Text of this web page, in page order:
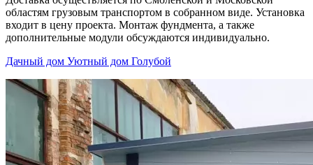
областям грузовым транспортом в собранном виде. Установка
входит в цену проекта. Монтаж фундмента, а также
дополнительные модули обсуждаются индивидуально.
Дачный дом Уютный дом Голубой